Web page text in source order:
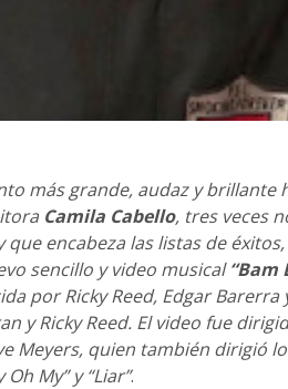
más grande, audaz y brillante
Camila Cabello, tres veces
encabeza las listas de
sencillo y video musical“Bam
por Ricky Reed, Edgar Barerra
y Ricky Reed. El video fue
Meyers, quien también dirigió
My” y “Liar”.